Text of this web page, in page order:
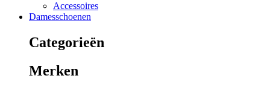
Accessoires
Damesschoenen
Categorieën
Merken